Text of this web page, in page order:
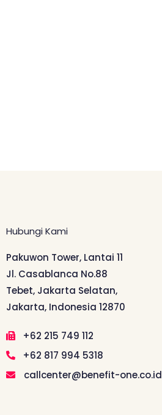
Hubungi Kami
Pakuwon Tower, Lantai 11
Jl. Casablanca No.88
Tebet, Jakarta Selatan,
Jakarta, Indonesia 12870
+62 215 749 112
+62 817 994 5318
callcenter@benefit-one.co.id